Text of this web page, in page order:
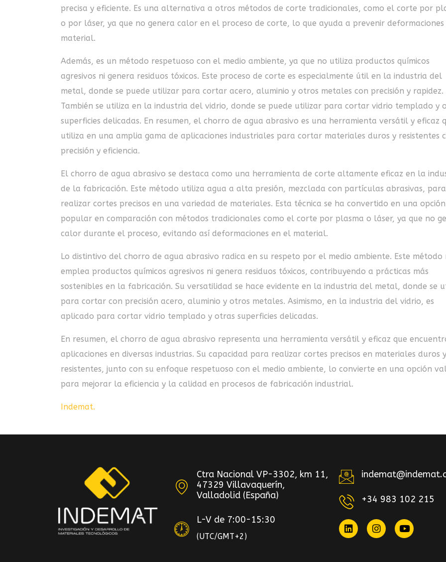
precisa y eficiente. Es una alternativa a otros métodos de corte tradicionales, como el corte por
o por láser, ya que no genera calor en el proceso de corte, lo que ayuda a prevenir
material.
Además, es un método respetuoso con el medio ambiente, ya que no utiliza productos químicos
agresivos ni genera residuos tóxicos. Este proceso de corte es especialmente útil en la industria del
metal, donde se puede utilizar para cortar acero, aluminio y otros metales con precisión y rapidez.
También se utiliza en la industria del vidrio, donde se puede utilizar para cortar vidrio templado y
superficies delicadas. En resumen, el chorro de agua abrasivo es una herramienta versátil y eficaz
utiliza en una amplia gama de aplicaciones industriales para cortar materiales duros y resistentes
precisión y eficiencia.
El chorro de agua abrasivo se destaca como una herramienta de corte altamente eficaz en la
de la fabricación. Este método utiliza agua a alta presión, mezclada con partículas abrasivas, para
realizar cortes precisos en una variedad de materiales. Esta técnica se ha convertido en una opción
popular en comparación con métodos tradicionales como el corte por plasma o láser, ya que no
calor durante el proceso, evitando así deformaciones en el material.
Lo distintivo del chorro de agua abrasivo radica en su respeto por el medio ambiente. Este método
emplea productos químicos agresivos ni genera residuos tóxicos, contribuyendo a prácticas más
sostenibles en la fabricación. Su versatilidad se hace evidente en la industria del metal, donde se
para cortar con precisión acero, aluminio y otros metales. Asimismo, en la industria del vidrio, es
aplicado para cortar vidrio templado y otras superficies delicadas.
En resumen, el chorro de agua abrasivo representa una herramienta versátil y eficaz que
aplicaciones en diversas industrias. Su capacidad para realizar cortes precisos en materiales duros y
resistentes, junto con su enfoque respetuoso con el medio ambiente, lo convierte en una opción
para mejorar la eficiencia y la calidad en procesos de fabricación industrial.
Indemat.
Ctra Nacional VP-3302, km 11,
47329 Villavaquerín,
Valladolid (España)
L-V de 7:00-15:30
(UTC/GMT+2)
+34 983 102 215